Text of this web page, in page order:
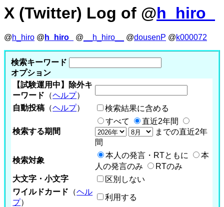
X (Twitter) Log of @h_hiro_
@h_hiro @ h_hiro_ @ __h_hiro__ @dousenP @k000072
検索キーワード
オプション
【試験運用中】除外キ
ーワード （ヘルプ）
自動投稿 （ヘルプ） 検索結果に含める
検索する期間
すべて
直近2年間
までの直近2年
間
検索対象
本人の発言・RTともに
本
人の発言のみ
RTのみ
大文字・小文字
区別しない
ワイルドカード （ヘル
プ）
利用する